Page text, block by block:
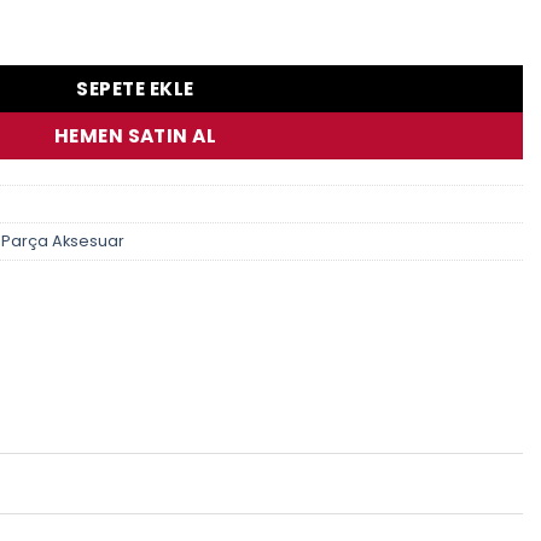
SEPETE EKLE
HEMEN SATIN AL
Aksesuar